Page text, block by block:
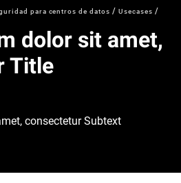
para centros de datos Usecases
dolor sit amet,
Title
consectetur Subtext